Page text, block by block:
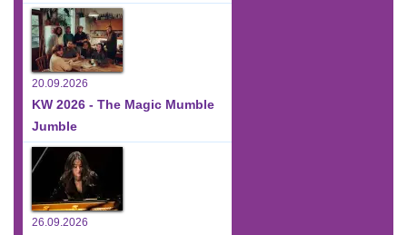
20.09.2026
KW 2026 - The Magic Mumble
Jumble
26.09.2026